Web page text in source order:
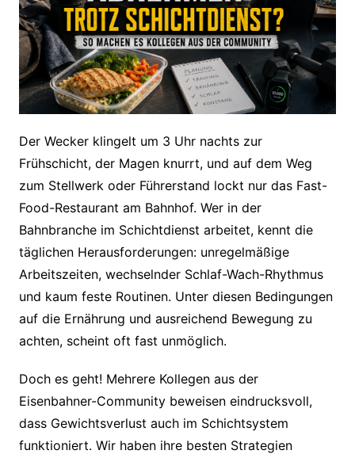
Der Wecker klingelt um 3 Uhr nachts zur
Frühschicht, der Magen knurrt, und auf dem Weg
zum Stellwerk oder Führerstand lockt nur das Fast-
Food-Restaurant am Bahnhof. Wer in der
Bahnbranche im Schichtdienst arbeitet, kennt die
täglichen Herausforderungen: unregelmäßige
Arbeitszeiten, wechselnder Schlaf-Wach-Rhythmus
und kaum feste Routinen. Unter diesen Bedingungen
auf die Ernährung und ausreichend Bewegung zu
achten, scheint oft fast unmöglich.
Doch es geht! Mehrere Kollegen aus der
Eisenbahner-Community beweisen eindrucksvoll,
dass Gewichtsverlust auch im Schichtsystem
funktioniert. Wir haben ihre besten Strategien